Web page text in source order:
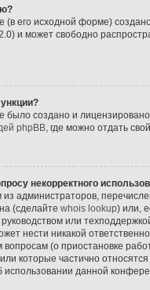
(в его исходной форме)
и может свободно
было создано и
phpBB, где можно отдать
некорректного
администраторов,
(сделайте whois lookup) или,
руководством или
нести никакой
(о приостановке
которые частично
использовании данной